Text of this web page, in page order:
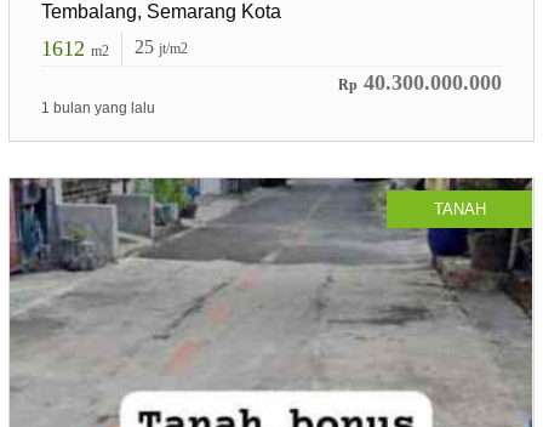
Tembalang, Semarang Kota
1612 m2 25 jt/m2
Rp 40.300.000.000
1 bulan yang lalu
TANAH